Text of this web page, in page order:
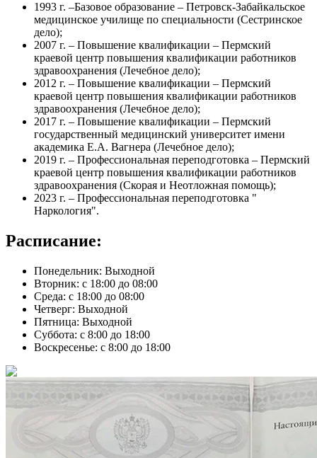
1993 г. –Базовое образование – Петровск-Забайкальское
медицинское училище по специальности (Сестринское
дело);
2007 г. – Повышение квалификации – Пермский
краевой центр повышения квалификации работников
здравоохранения (Лечебное дело);
2012 г. – Повышение квалификации – Пермский
краевой центр повышения квалификации работников
здравоохранения (Лечебное дело);
2017 г. – Повышение квалификации – Пермский
государственный медицинский университет имени
академика Е.А. Вагнера (Лечебное дело);
2019 г. – Профессиональная переподготовка – Пермский
краевой центр повышения квалификации работников
здравоохранения (Скорая и Неотложная помощь);
2023 г. – Профессиональная переподготовка "
Наркология".
Расписание:
Понедельник: Выходной
Вторник: с 18:00 до 08:00
Среда: с 18:00 до 08:00
Четверг: Выходной
Пятница: Выходной
Суббота: с 8:00 до 18:00
Воскресенье: с 8:00 до 18:00